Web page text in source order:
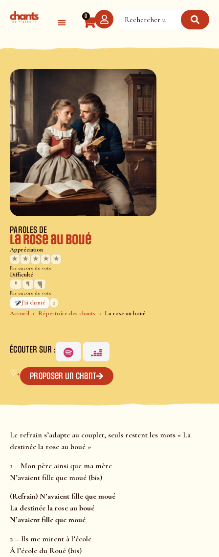
0
Accueil Répertoire des chants La rose au boué
PAROLES DE
La rose au boué
Appréciation
★
★ ★ ★ ★
Pas encore de vote
Difficulté
Pas encore de vote
J’ai chanté
0
ÉCOUTER SUR :
♡+ Proposer un chant
Le refrain s’adapte au couplet, seuls restent les mots « La
destinée la rose au boué »
1 – Mon père ainsi que ma mère
N’avaient fille que moué (bis)
(Refrain) N’avaient fille que moué
La destinée la rose au boué
N’avaient fille que moué
2 – Ils me mirent à l’école
À l’école du Roué (bis)